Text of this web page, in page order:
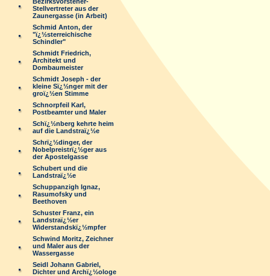
Stellvertreter aus der
Zaunergasse (in Arbeit)
Schmid Anton, der
"ï¿½sterreichische
Schindler"
Schmidt Friedrich,
Architekt und
Dombaumeister
Schmidt Joseph - der
kleine Sï¿½nger mit der
groï¿½en Stimme
Schnorpfeil Karl,
Postbeamter und Maler
Schï¿½nberg kehrte heim
auf die Landstraï¿½e
Schrï¿½dinger, der
Nobelpreistrï¿½ger aus
der Apostelgasse
Schubert und die
Landstraï¿½e
Schuppanzigh Ignaz,
Rasumofsky und
Beethoven
Schuster Franz, ein
Landstraï¿½er
Widerstandskï¿½mpfer
Schwind Moritz, Zeichner
und Maler aus der
Wassergasse
Seidl Johann Gabriel,
Dichter und Archï¿½ologe